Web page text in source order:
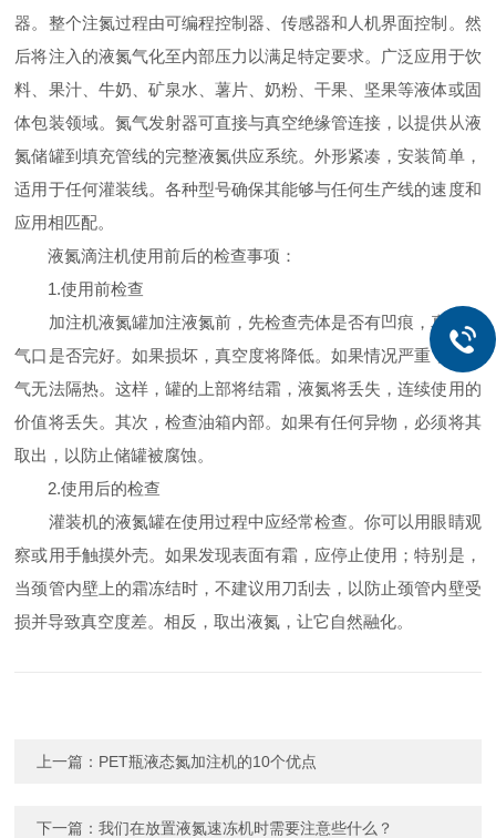
器。整个注氮过程由可编程控制器、传感器和人机界面控制。然
后将注入的液氮气化至内部压力以满足特定要求。广泛应用于饮
料、果汁、牛奶、矿泉水、薯片、奶粉、干果、坚果等液体或固
体包装领域。氮气发射器可直接与真空绝缘管连接，以提供从液
氮储罐到填充管线的完整液氮供应系统。外形紧凑，安装简单，
适用于任何灌装线。各种型号确保其能够与任何生产线的速度和
应用相匹配。
液氮滴注机使用前后的检查事项：
1.使用前检查
加注机液氮罐加注液氮前，先检查壳体是否有凹痕，真空排
气口是否完好。如果损坏，真空度将降低。如果情况严重，则进
气无法隔热。这样，罐的上部将结霜，液氮将丢失，连续使用的
价值将丢失。其次，检查油箱内部。如果有任何异物，必须将其
取出，以防止储罐被腐蚀。
2.使用后的检查
灌装机的液氮罐在使用过程中应经常检查。你可以用眼睛观
察或用手触摸外壳。如果发现表面有霜，应停止使用；特别是，
当颈管内壁上的霜冻结时，不建议用刀刮去，以防止颈管内壁受
损并导致真空度差。相反，取出液氮，让它自然融化。
上一篇： PET瓶液态氮加注机的10个优点
下一篇：我们在放置液氮速冻机时需要注意些什么？